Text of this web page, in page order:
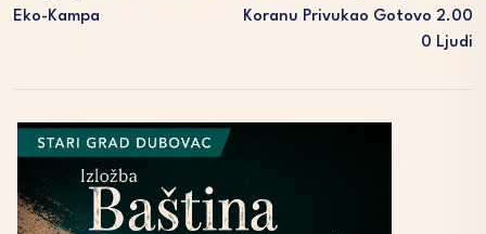
Eko-Kampa
Koranu Privukao Gotovo 2.00
0 Ljudi